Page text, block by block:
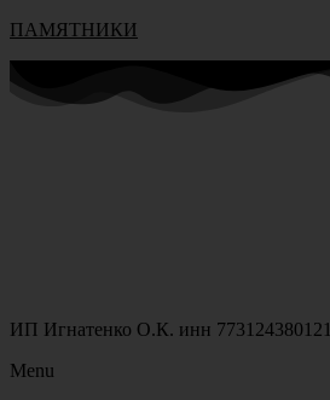
ПАМЯТНИКИ
ИП Игнатенко О.К. инн 773124380121
Menu